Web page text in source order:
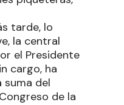
tarde, lo
la central
el Presidente
cargo, ha
del
de la